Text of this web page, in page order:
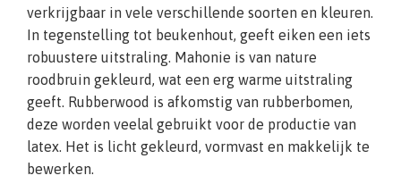
verkrijgbaar in vele verschillende soorten en kleuren.
In tegenstelling tot beukenhout, geeft eiken een iets
robuustere uitstraling. Mahonie is van nature
roodbruin gekleurd, wat een erg warme uitstraling
geeft. Rubberwood is afkomstig van rubberbomen,
deze worden veelal gebruikt voor de productie van
latex. Het is licht gekleurd, vormvast en makkelijk te
bewerken.